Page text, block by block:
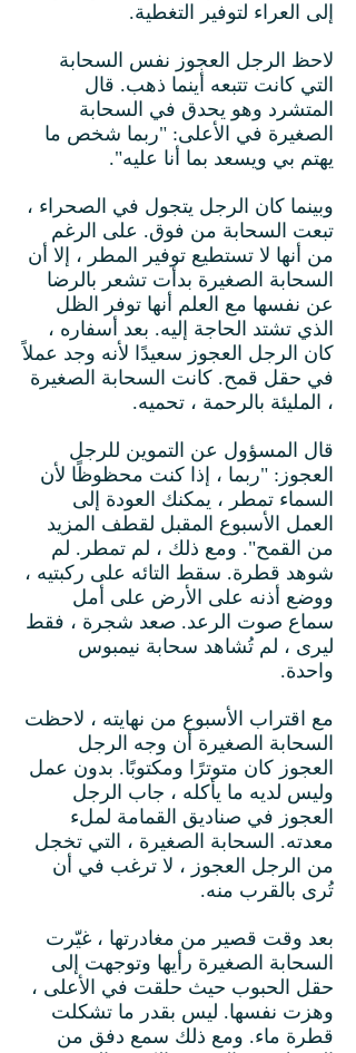
إلى العراء لتوفير التغطية.
لاحظ الرجل العجوز نفس السحابة
التي كانت تتبعه أينما ذهب. قال
المتشرد وهو يحدق في السحابة
الصغيرة في الأعلى: "ربما شخص ما
يهتم بي ويسعد بما أنا عليه".
وبينما كان الرجل يتجول في الصحراء ،
تبعت السحابة من فوق. على الرغم
من أنها لا تستطيع توفير المطر ، إلا أن
السحابة الصغيرة بدأت تشعر بالرضا
عن نفسها مع العلم أنها توفر الظل
الذي تشتد الحاجة إليه. بعد أسفاره ،
كان الرجل العجوز سعيدًا لأنه وجد عملاً
في حقل قمح. كانت السحابة الصغيرة
، المليئة بالرحمة ، تحميه.
قال المسؤول عن التموين للرجل
العجوز: "ربما ، إذا كنت محظوظًا لأن
السماء تمطر ، يمكنك العودة إلى
العمل الأسبوع المقبل لقطف المزيد
من القمح". ومع ذلك ، لم تمطر. لم
شوهد قطرة. سقط التائه على ركبتيه ،
ووضع أذنه على الأرض على أمل
سماع صوت الرعد. صعد شجرة ، فقط
ليرى ، لم تُشاهد سحابة نيمبوس
واحدة.
مع اقتراب الأسبوع من نهايته ، لاحظت
السحابة الصغيرة أن وجه الرجل
العجوز كان متوترًا ومكتوبًا. بدون عمل
وليس لديه ما يأكله ، جاب الرجل
العجوز في صناديق القمامة لملء
معدته. السحابة الصغيرة ، التي تخجل
من الرجل العجوز ، لا ترغب في أن
تُرى بالقرب منه.
بعد وقت قصير من مغادرتها ، غيّرت
السحابة الصغيرة رأيها وتوجهت إلى
حقل الحبوب حيث حلقت في الأعلى ،
وهزت نفسها. ليس بقدر ما تشكلت
قطرة ماء. ومع ذلك سمع دفق من